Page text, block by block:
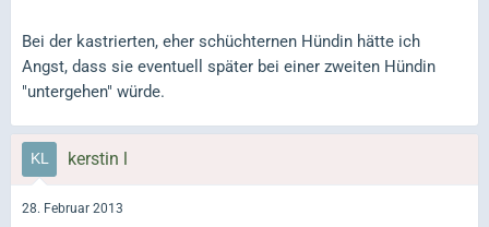
Bei der kastrierten, eher schüchternen Hündin hätte ich
Angst, dass sie eventuell später bei einer zweiten Hündin
"untergehen" würde.
kerstin l
28. Februar 2013